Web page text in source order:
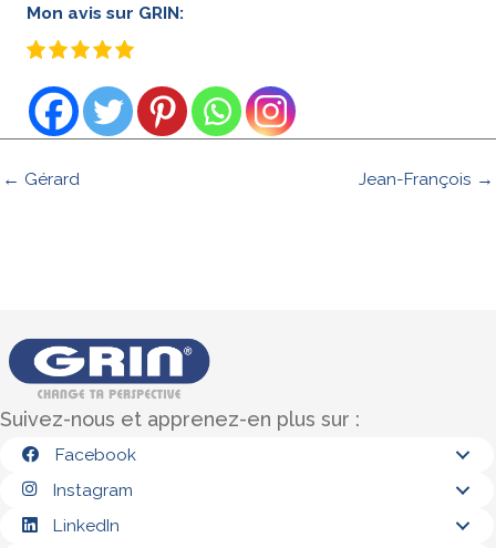
Mon avis sur GRIN:
← Gérard Jean-François →
Suivez-nous et apprenez-en plus sur :
Facebook
Instagram
LinkedIn